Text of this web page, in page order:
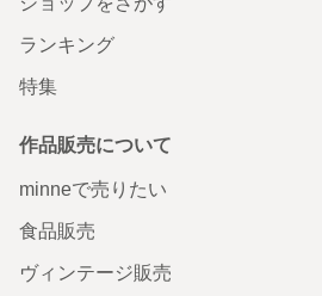
ランキング
特集
作品販売について
minneで売りたい
食品販売
ヴィンテージ販売